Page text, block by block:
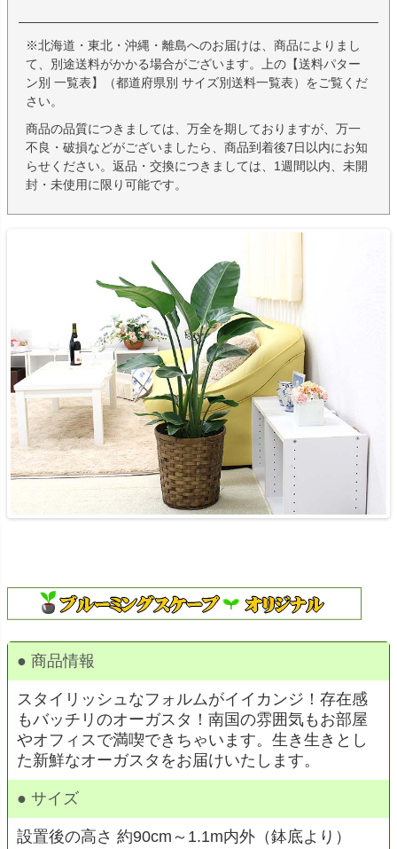
※北海道・東北・沖縄・離島へのお届けは、商品によりまし
て、別途送料がかかる場合がございます。上の【送料パター
ン別 一覧表】（都道府県別 サイズ別送料一覧表）をご覧くだ
さい。
商品の品質につきましては、万全を期しておりますが、万一
不良・破損などがございましたら、商品到着後7日以内にお知
らせください。返品・交換につきましては、1週間以内、未開
封・未使用に限り可能です。
● 商品情報
スタイリッシュなフォルムがイイカンジ！存在感
もバッチリのオーガスタ！南国の雰囲気もお部屋
やオフィスで満喫できちゃいます。生き生きとし
た新鮮なオーガスタをお届けいたします。
● サイズ
設置後の高さ 約90cm～1.1m内外（鉢底より）